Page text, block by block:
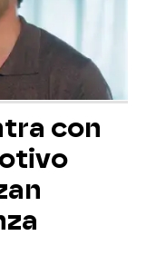
con